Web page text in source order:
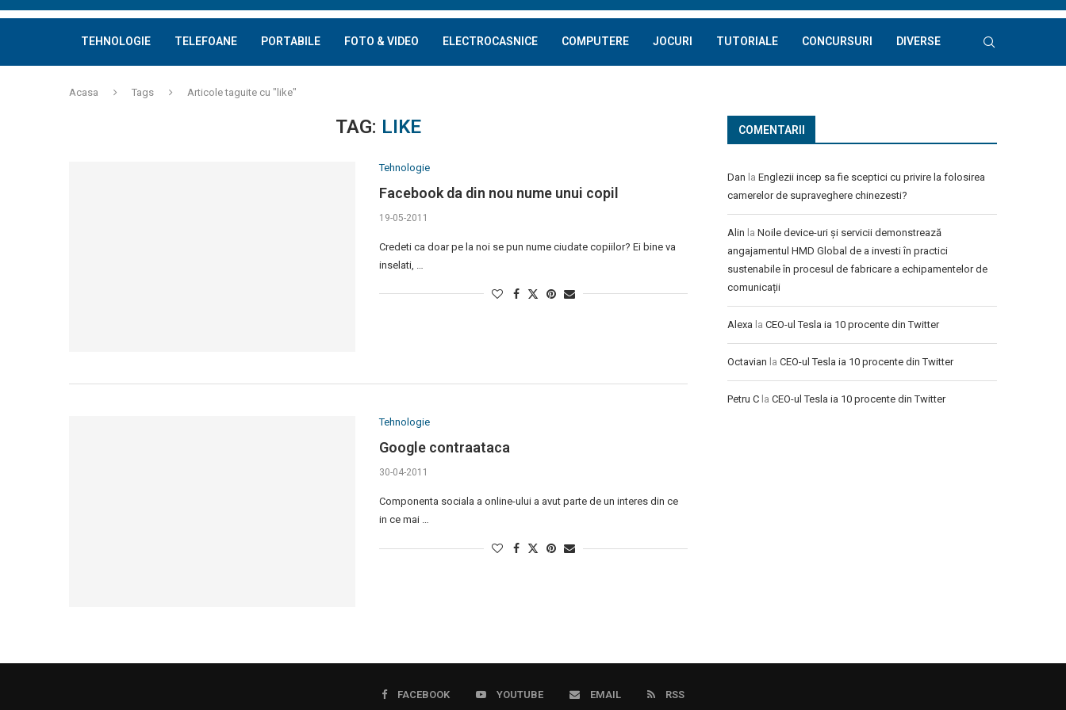
TEHNOLOGIE TELEFOANE PORTABILE FOTO & VIDEO ELECTROCASNICE COMPUTERE JOCURI TUTORIALE CONCURSURI DIVERSE
Acasa Tags Articole taguite cu "like"
TAG: LIKE
Tehnologie
Facebook da din nou nume unui copil
19-05-2011
Credeti ca doar pe la noi se pun nume ciudate copiilor? Ei bine va
inselati, …
Tehnologie
Google contraataca
30-04-2011
Componenta sociala a online-ului a avut parte de un interes din ce
in ce mai …
COMENTARII
Dan la Englezii incep sa fie sceptici cu privire la folosirea
camerelor de supraveghere chinezesti?
Alin la Noile device-uri și servicii demonstrează
angajamentul HMD Global de a investi în practici
sustenabile în procesul de fabricare a echipamentelor de
comunicații
Alexa la CEO-ul Tesla ia 10 procente din Twitter
Octavian la CEO-ul Tesla ia 10 procente din Twitter
Petru C la CEO-ul Tesla ia 10 procente din Twitter
FACEBOOK YOUTUBE EMAIL RSS